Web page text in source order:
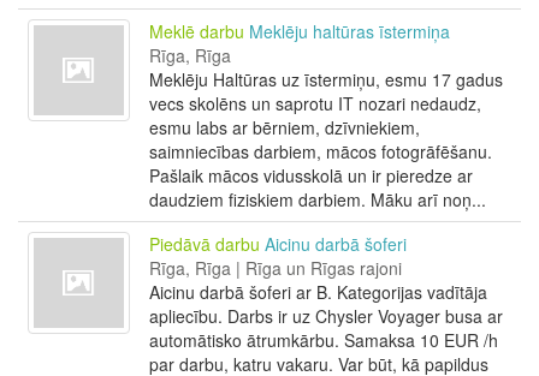
Meklē darbu Meklēju haltūras īstermiņa
Rīga, Rīga
Meklēju Haltūras uz īstermiņu, esmu 17 gadus
vecs skolēns un saprotu IT nozari nedaudz,
esmu labs ar bērniem, dzīvniekiem,
saimniecības darbiem, mācos fotogrāfēšanu.
Pašlaik mācos vidusskolā un ir pieredze ar
daudziem fiziskiem darbiem. Māku arī noņ...
Piedāvā darbu Aicinu darbā šoferi
Rīga, Rīga | Rīga un Rīgas rajoni
Aicinu darbā šoferi ar B. Kategorijas vadītāja
apliecību. Darbs ir uz Chysler Voyager busa ar
automātisko ātrumkārbu. Samaksa 10 EUR /h
par darbu, katru vakaru. Var būt, kā papildus